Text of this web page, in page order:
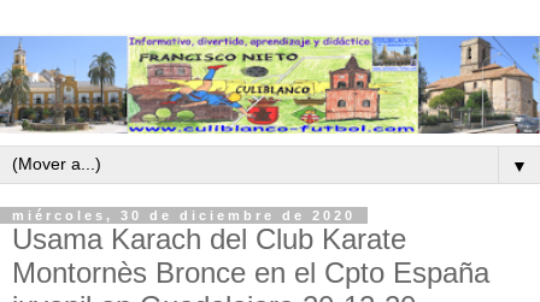
▼
miércoles, 30 de diciembre de 2020
Usama Karach del Club Karate
Montornès Bronce en el Cpto España